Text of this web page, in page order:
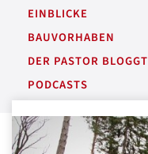
EINBLICKE
BAUVORHABEN
DER PASTOR BLOGGT
PODCASTS